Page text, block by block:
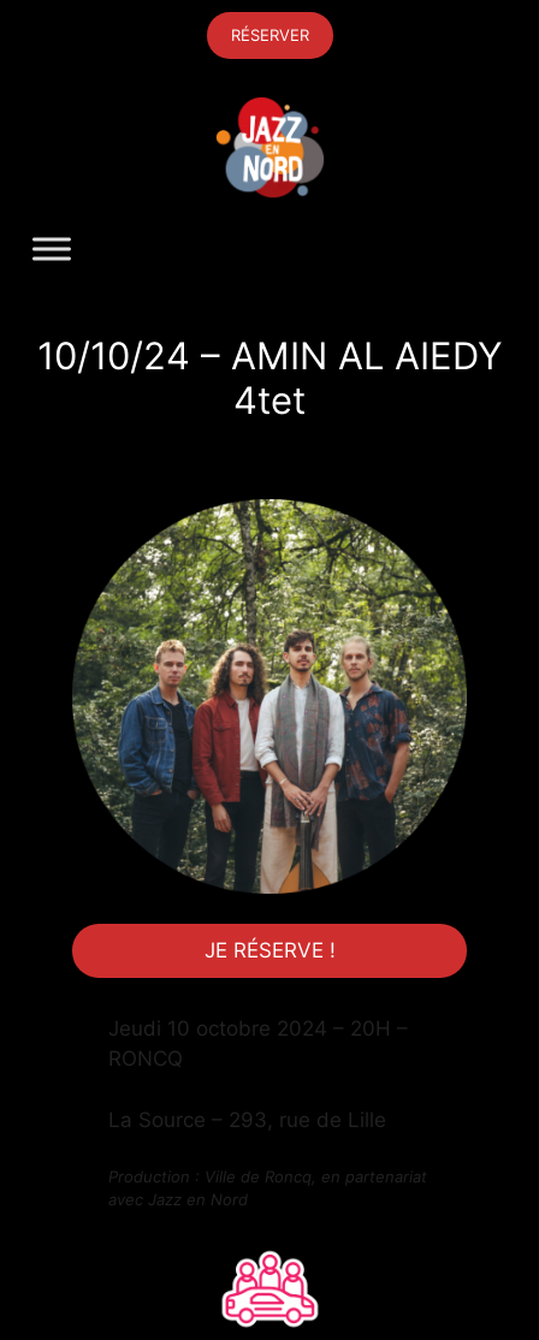
RÉSERVER
10/10/24 – AMIN AL AIEDY
4tet
JE RÉSERVE !
Jeudi 10 octobre 2024 – 20H –
RONCQ
La Source – 293, rue de Lille
Production : Ville de Roncq, en partenariat
avec Jazz en Nord